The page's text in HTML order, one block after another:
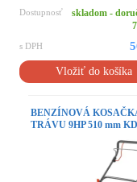
Dostupnosť
skladom -
s DPH
Vložiť do košíka
BENZÍNOVÁ
TRÁVU 9HP 510 mm